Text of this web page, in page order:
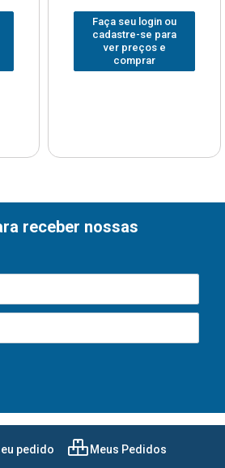
Faça seu login ou
cadastre-se para
ver preços e
comprar
receber nossas
pedido Meus Pedidos